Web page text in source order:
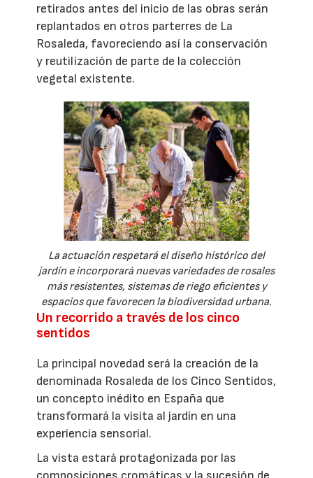
retirados antes del inicio de las obras serán
replantados en otros parterres de La
Rosaleda, favoreciendo así la conservación
y reutilización de parte de la colección
vegetal existente.
La actuación respetará el diseño histórico del
jardín e incorporará nuevas variedades de rosales
más resistentes, sistemas de riego eficientes y
espacios que favorecen la biodiversidad urbana.
Un recorrido a través de los cinco
sentidos
La principal novedad será la creación de la
denominada Rosaleda de los Cinco Sentidos,
un concepto inédito en España que
transformará la visita al jardín en una
experiencia sensorial.
La vista estará protagonizada por las